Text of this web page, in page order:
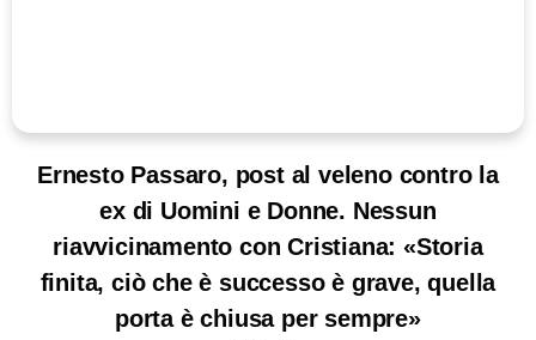
Ernesto Passaro, post al veleno contro la
ex di Uomini e Donne. Nessun
riavvicinamento con Cristiana: «Storia
finita, ciò che è successo è grave, quella
porta è chiusa per sempre»